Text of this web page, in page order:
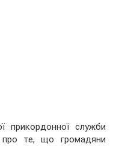
прикордонної служби
про те, що громадяни